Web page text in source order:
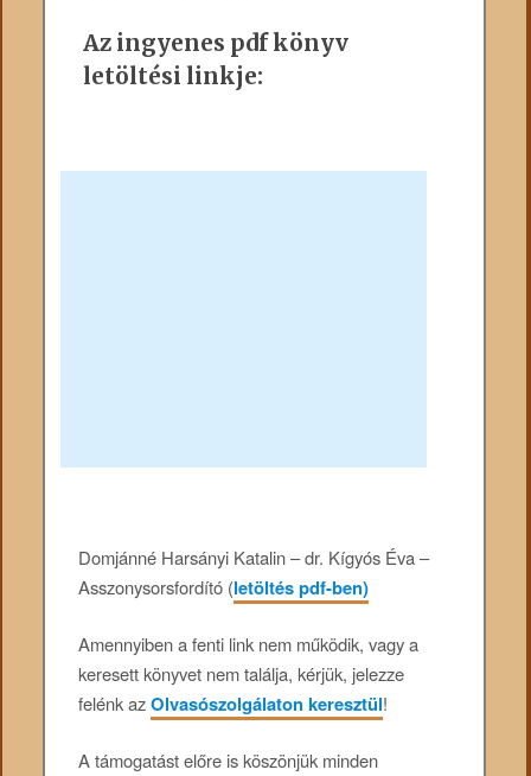
Az ingyenes pdf könyv
letöltési linkje:
Domjánné Harsányi Katalin – dr. Kígyós Éva –
Asszonysorsfordító (letöltés pdf-ben)
Amennyiben a fenti link nem működik, vagy a
keresett könyvet nem találja, kérjük, jelezze
felénk azOlvasószolgálaton keresztül!
A támogatást előre is köszönjük minden